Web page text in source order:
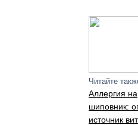
Читайте
Аллергия на
шиповник:
источник